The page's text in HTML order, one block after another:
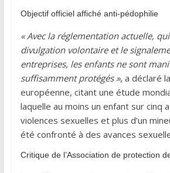
Objectif officiel affiché anti-pédophilie
« Avec la réglementation actuelle,
divulgation volontaire et le
entreprises, les enfants ne sont
suffisamment protégés », a déclaré
européenne, citant une étude
laquelle au moins un enfant sur cinq
violences sexuelles et plus d’un
été confronté à des avances
Critique de l’Association de protection